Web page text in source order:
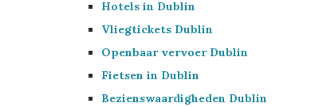
Hotels in Dublin
Vliegtickets Dublin
Openbaar vervoer Dublin
Fietsen in Dublin
Bezienswaardigheden Dublin